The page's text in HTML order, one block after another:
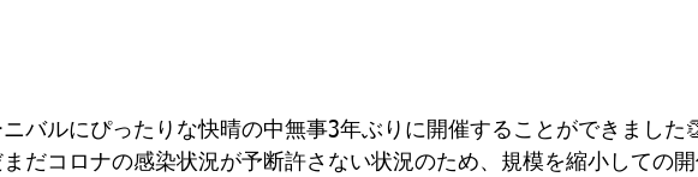
ニバルにぴったりな快晴の中無事3年ぶりに開催することができました
まだコロナの感染状況が予断許さない状況のため、規模を縮小しての